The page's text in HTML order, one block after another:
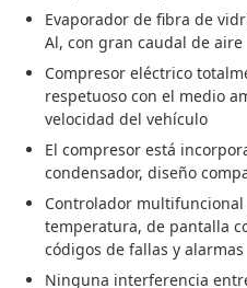
Evaporador de fibra de
Al, con gran caudal de aire
Compresor eléctrico
respetuoso con el medio
velocidad del vehículo
El compresor está
condensador, diseño
Controlador multifuncional
temperatura, de pantalla
códigos de fallas y alarmas
Ninguna interferencia